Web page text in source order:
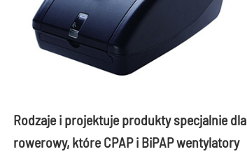
Rodzaje i projektuje produkty specjalnie dla
rowerowy, które CPAP i BiPAP wentylatory